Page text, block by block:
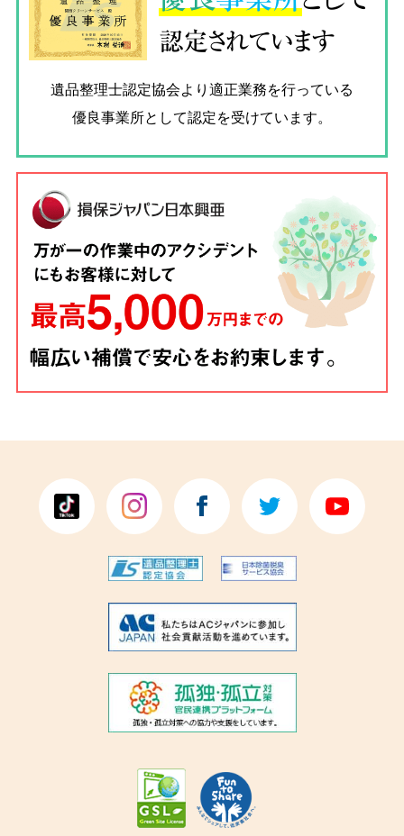
認定されています
遺品整理士認定協会より適正業務を行っている
優良事業所として認定を受けています。